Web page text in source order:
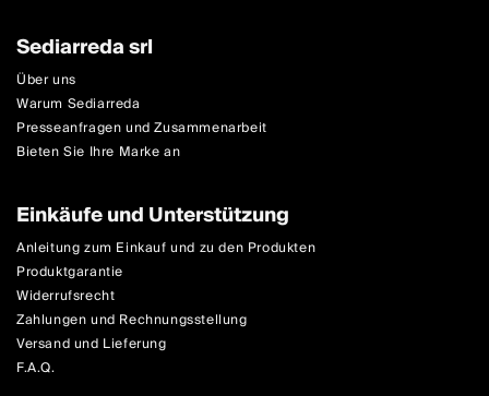
Sediarreda srl
Über uns
Warum Sediarreda
Presseanfragen und Zusammenarbeit
Bieten Sie Ihre Marke an
Einkäufe und Unterstützung
Anleitung zum Einkauf und zu den Produkten
Produktgarantie
Widerrufsrecht
Zahlungen und Rechnungsstellung
Versand und Lieferung
F.A.Q.